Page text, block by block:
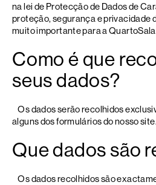
na lei de Protecção de Dados de
proteção, segurança e privacidade
muito importante para a
Como é que
seus dados?
Os dados serão recolhidos
alguns dos formulários do nosso site.
Que dados são
Os dados recolhidos são